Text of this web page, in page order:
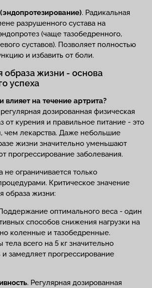
. Радикальная
разрушенного сустава на
(чаще тазобедренного,
суставов). Позволяет полностью
и избавить от боли.
жизни - основа
успеха
влияет на течение артрита?
дозированная физическая
от курения и правильное питание - это
чем лекарства. Даже небольшие
жизни значительно уменьшают
прогрессирование заболевания.
не ограничивается только
Критическое значение
образа жизни:
оптимального веса - один
способов снижения нагрузки на
коленные и тазобедренные.
всего на 5 кг значительно
замедляет прогрессирование
. Регулярная дозированная